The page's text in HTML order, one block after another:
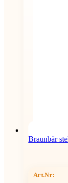
Braunbär
Art.Nr: